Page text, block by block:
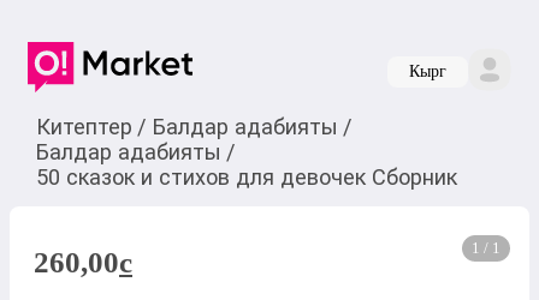
Кырг
Китептер / Балдар адабияты /
Балдар адабияты /
50 сказок и стихов для девочек Сборник
1 / 1
260,00c